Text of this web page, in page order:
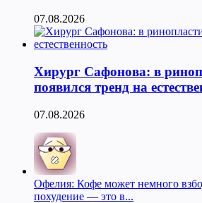
07.08.2026
Хирург Сафонова: в
появился тренд на
07.08.2026
Офелия: Кофе может немного
похудение — это в...